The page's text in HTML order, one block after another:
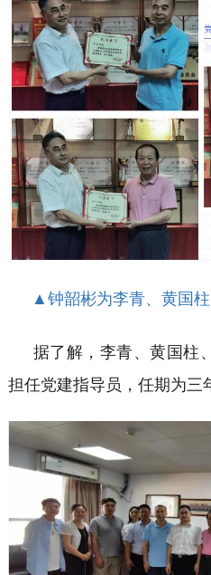
▲钟韶彬为李青、黄国
据了解，李青、黄国柱
担任党建指导员，任期为三